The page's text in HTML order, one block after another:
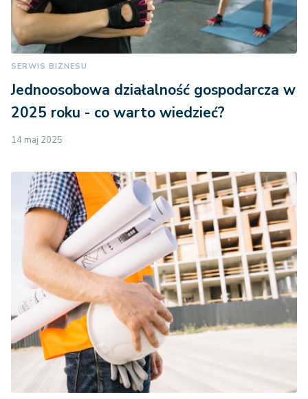
SERWIS BIZNESU
Jednoosobowa działalność gospodarcza w
2025 roku - co warto wiedzieć?
14 maj 2025